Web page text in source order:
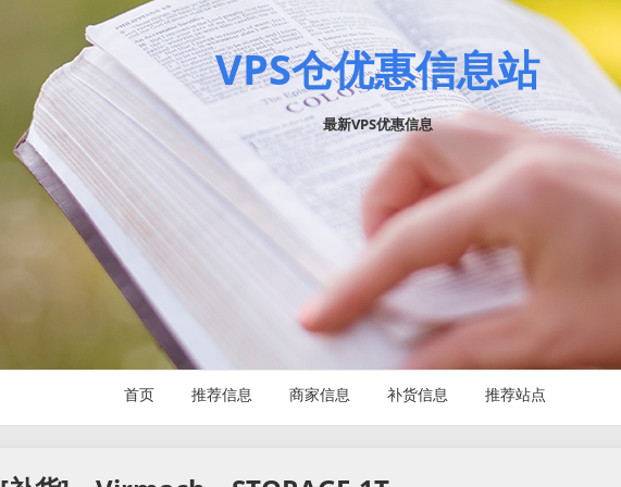
VPS仓优惠信息站
最新VPS优惠信息
首页 推荐信息 商家信息 补货信息 推荐站点